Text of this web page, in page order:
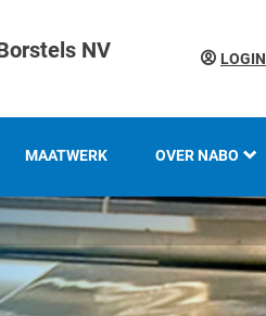
NV LOGIN
MAATWERK OVER NABO
KOTI GROEP
GESCHIEDENIS